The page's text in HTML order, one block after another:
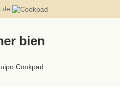
de
bien
Cookpad